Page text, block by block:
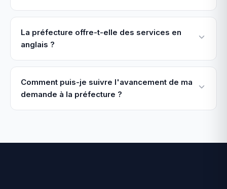
La préfecture offre-t-elle des services en
anglais ?
Comment puis-je suivre l'avancement de ma
demande à la préfecture ?